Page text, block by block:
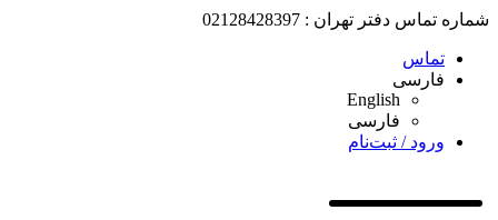
شماره تماس دفتر تهران : 02128428397
تماس
فارسی
English
فارسی
ورود / ثبت‌نام